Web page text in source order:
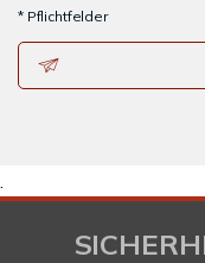
* Pflichtfelder
.